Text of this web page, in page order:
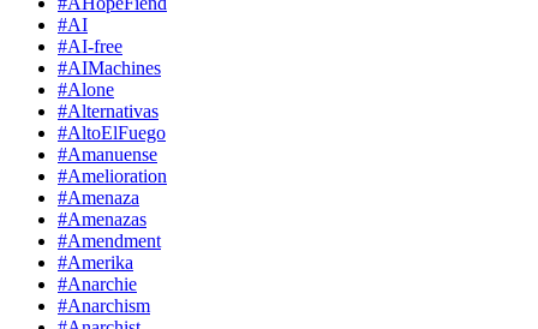
#AI
#AI-free
#AIMachines
#Alone
#Alternativas
#AltoElFuego
#Amanuense
#Amelioration
#Amenaza
#Amenazas
#Amendment
#Amerika
#Anarchie
#Anarchism